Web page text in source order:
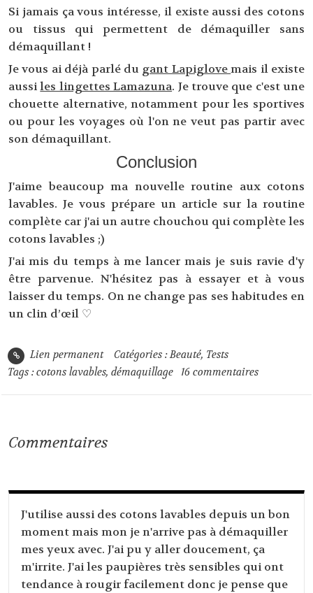
Si jamais ça vous intéresse, il existe aussi des cotons
ou tissus qui permettent de démaquiller sans
démaquillant !
Je vous ai déjà parlé du gant Lapiglovemais il existe
aussiles lingettes Lamazuna. Je trouve que c'est une
chouette alternative, notamment pour les sportives
ou pour les voyages où l'on ne veut pas partir avec
son démaquillant.
Conclusion
J'aime beaucoup ma nouvelle routine aux cotons
lavables. Je vous prépare un article sur la routine
complète car j'ai un autre chouchou qui complète les
cotons lavables ;)
J'ai mis du temps à me lancer mais je suis ravie d'y
être parvenue. N'hésitez pas à essayer et à vous
laisser du temps. On ne change pas ses habitudes en
un clin d’œil ♡
Lien permanent Catégories :Beauté, Tests
Tags :cotons lavables,démaquillage 16 commentaires
Commentaires
J'utilise aussi des cotons lavables depuis un bon
moment mais mon je n'arrive pas à démaquiller
mes yeux avec. J'ai pu y aller doucement, ça
m'irrite. J'ai les paupières très sensibles qui ont
tendance à rougir facilement donc je pense que